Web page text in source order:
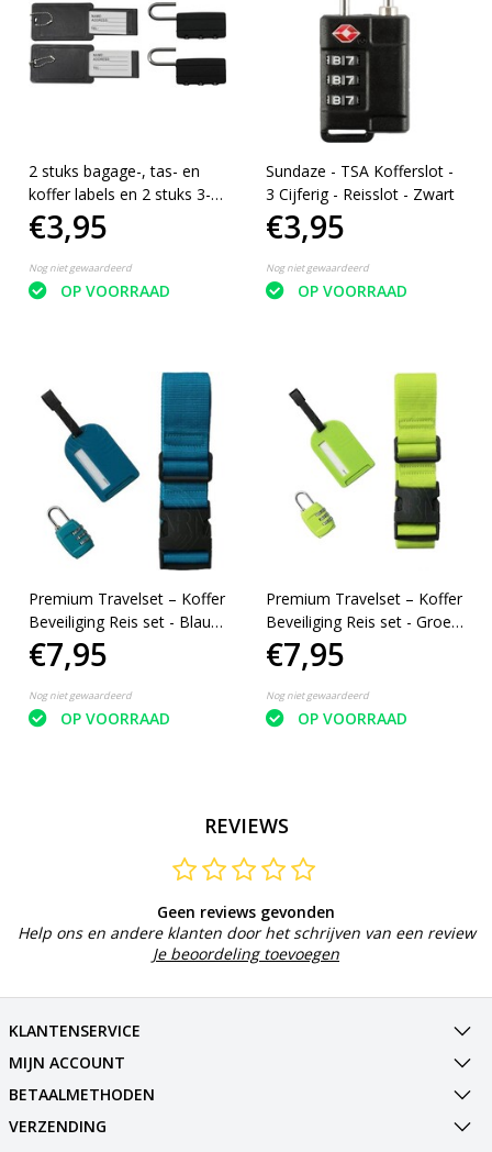
2 stuks bagage-, tas- en
koffer labels en 2 stuks 3-
cijferige bagage- reiskoffer
sloten
€3,95
Nog niet gewaardeerd
OP VOORRAAD
Sundaze - TSA Kofferslot -
3 Cijferig - Reisslot - Zwart
€3,95
Nog niet gewaardeerd
OP VOORRAAD
Premium Travelset – Koffer
Beveiliging Reis set - Blauw
- Kofferriem – Kofferslot –
Kofferlabel / Bagagelabel
€7,95
Nog niet gewaardeerd
OP VOORRAAD
Premium Travelset – Koffer
Beveiliging Reis set - Groen
- Kofferriem – Kofferslot –
Kofferlabel / Bagagelabel
€7,95
Nog niet gewaardeerd
OP VOORRAAD
REVIEWS
Geen reviews gevonden
Help ons en andere klanten door het schrijven van een review
Je beoordeling toevoegen
KLANTENSERVICE
MIJN ACCOUNT
BETAALMETHODEN
VERZENDING